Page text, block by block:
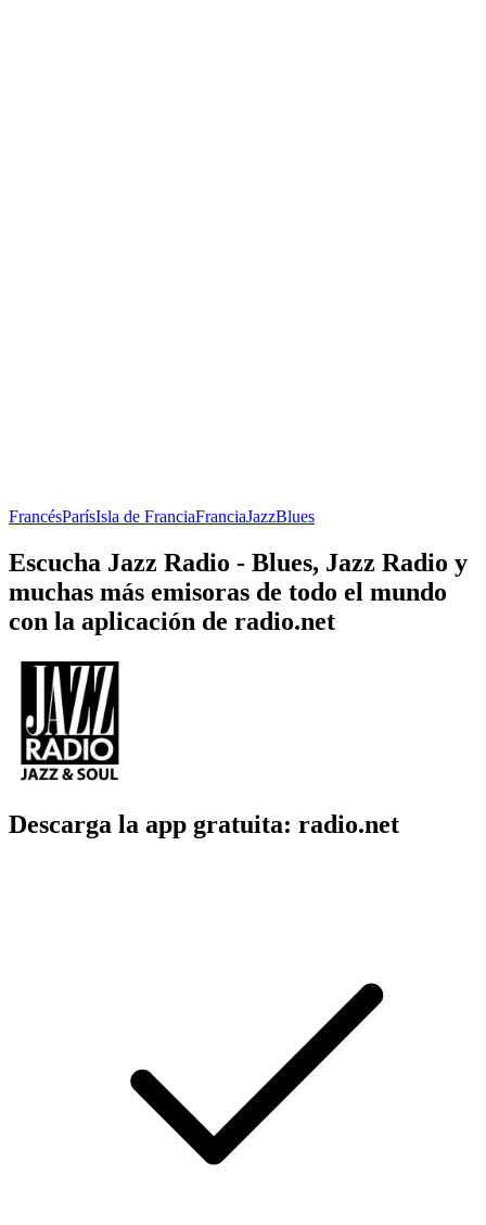
FrancésParísIsla de FranciaFranciaJazzBlues
Escucha Jazz Radio - Blues, Jazz Radio y
muchas más emisoras de todo el mundo
con la aplicación de radio.net
Descarga la app gratuita: radio.net